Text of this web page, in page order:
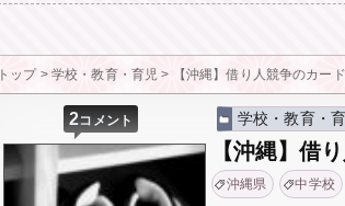
トップ> 学校・教育・育児 > 【沖縄】借り人競争のカ
2コメント 学校・教育・
【沖縄】借
沖縄県 中学校